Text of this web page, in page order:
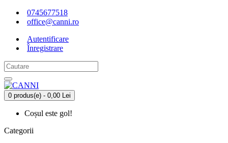
0745677518
office@canni.ro
Autentificare
Înregistrare
0 produs(e) - 0,00 Lei
Coșul este gol!
Categorii